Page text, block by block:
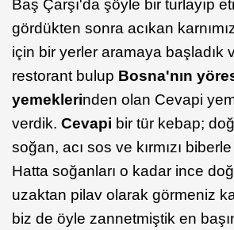
Baş Çarşı'da şöyle bir turlayıp
gördükten sonra acıkan
için bir yerler aramaya başladık
restorant bulup Bosna'nın
yemeklerinden olan Cevapi
verdik. Cevapi bir tür kebap;
soğan, acı sos ve kırmızı
Hatta soğanları o kadar ince
uzaktan pilav olarak görmeniz
biz de öyle zannetmiştik en